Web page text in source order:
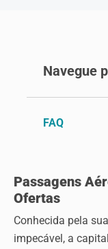
Navegue
FAQ
Passagens
Ofertas
Conhecida pela
impecável, a